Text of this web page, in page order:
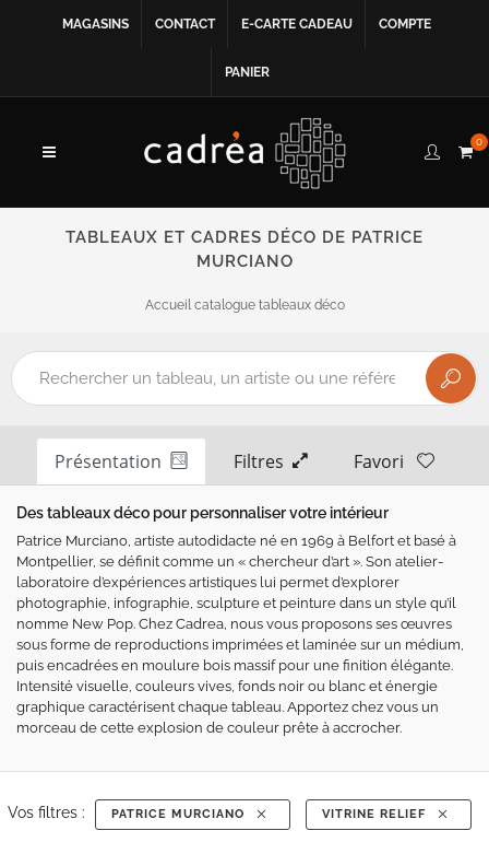
MAGASINS CONTACT E-CARTE CADEAU COMPTE
PANIER
0
TABLEAUX ET CADRES DÉCO DE PATRICE
MURCIANO
Accueil catalogue tableaux déco
Présentation Filtres Favori
Des tableaux déco pour personnaliser votre intérieur
Patrice Murciano, artiste autodidacte né en 1969 à Belfort et basé à
Montpellier, se définit comme un « chercheur d’art ». Son atelier-
laboratoire d’expériences artistiques lui permet d’explorer
photographie, infographie, sculpture et peinture dans un style qu’il
nomme New Pop. Chez Cadrea, nous vous proposons ses œuvres
sous forme de reproductions imprimées et laminée sur un médium,
puis encadrées en moulure bois massif pour une finition élégante.
Intensité visuelle, couleurs vives, fonds noir ou blanc et énergie
graphique caractérisent chaque tableau. Apportez chez vous un
morceau de cette explosion de couleur prête à accrocher.
Vos filtres : PATRICE MURCIANO VITRINE RELIEF